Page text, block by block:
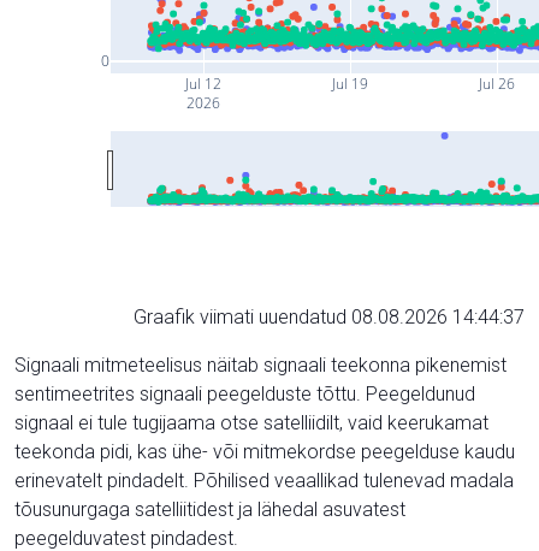
Jul 12
2026
Jul 19 Jul 26
0
Graafik viimati uuendatud 08.08.2026 14:44:37
Signaali mitmeteelisus näitab signaali teekonna pikenemist
sentimeetrites signaali peegelduste tõttu. Peegeldunud
signaal ei tule tugijaama otse satelliidilt, vaid keerukamat
teekonda pidi, kas ühe- või mitmekordse peegelduse kaudu
erinevatelt pindadelt. Põhilised veaallikad tulenevad madala
tõusunurgaga satelliitidest ja lähedal asuvatest
peegelduvatest pindadest.